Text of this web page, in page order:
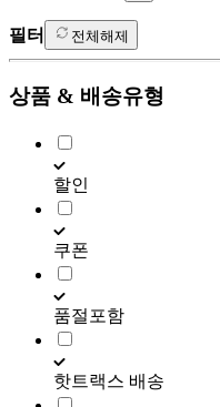
필터 전체해제
상품 & 배송유형
할인
쿠폰
품절포함
핫트랙스 배송